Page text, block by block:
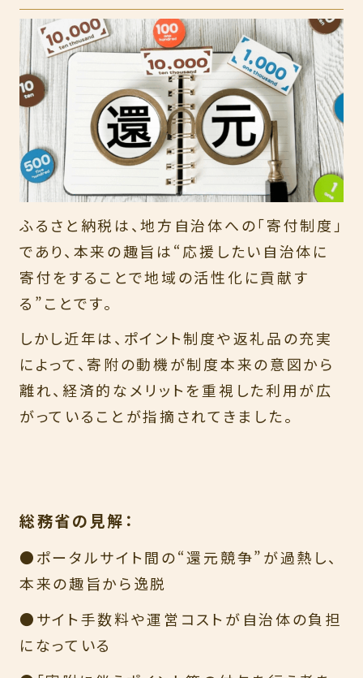
ふるさと納税は、地方自治体への「寄付制度」
であり、本来の趣旨は“応援したい自治体に
寄付をすることで地域の活性化に貢献す
る”ことです。
しかし近年は、ポイント制度や返礼品の充実
によって、寄附の動機が制度本来の意図から
離れ、経済的なメリットを重視した利用が広
がっていることが指摘されてきました。
総務省の見解：
●ポータルサイト間の“還元競争”が過熱し、
本来の趣旨から逸脱
●サイト手数料や運営コストが自治体の負担
になっている